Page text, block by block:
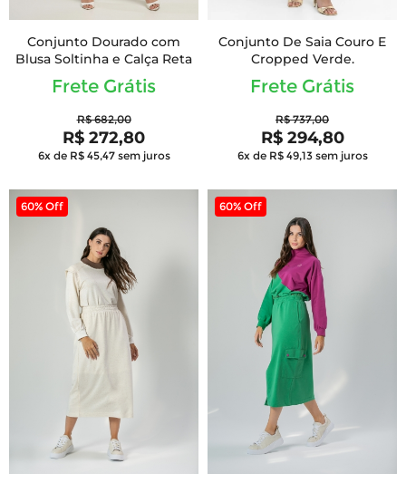
Conjunto Dourado com
Blusa Soltinha e Calça Reta
Frete Grátis
R$ 682,00
R$ 272,80
6x de R$ 45,47 sem juros
Conjunto De Saia Couro E
Cropped Verde.
Frete Grátis
R$ 737,00
R$ 294,80
6x de R$ 49,13 sem juros
60% Off 60% Off